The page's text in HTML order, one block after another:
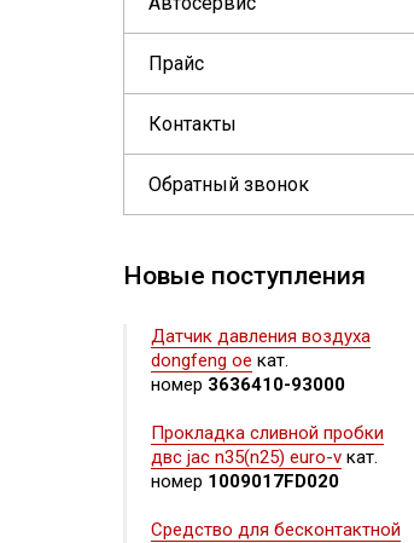
Прайс
Контакты
Обратный звонок
Новые поступления
Датчик давления воздуха
dongfeng oe кат.
номер 3636410-93000
Прокладка сливной пробки
двс jac n35(n25) euro-v кат.
номер 1009017FD020
Средство для бесконтактной